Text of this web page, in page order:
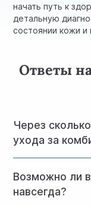
начать путь к
детальную
состоянии кожи
Ответы
Через
ухода за
2-3 недели.
месяца
Возможно ли
навсегда?